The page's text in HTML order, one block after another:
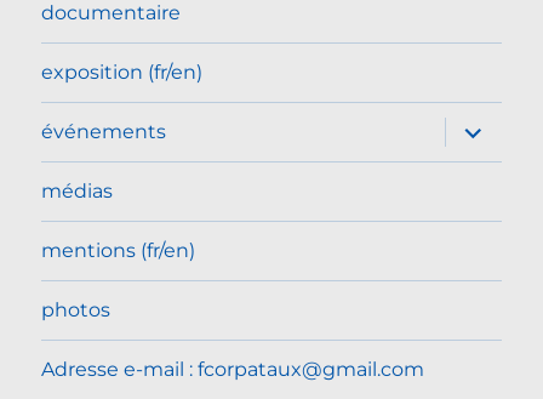
documentaire
exposition (fr/en)
événements
ouvrir
le
sous-
médias
mentions (fr/en)
photos
Adresse e-mail : fcorpataux@gmail.com